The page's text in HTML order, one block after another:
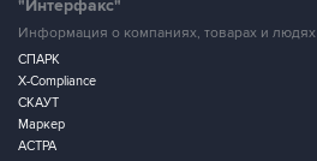
"Интерфакс"
Информация о компаниях, товарах и людях
СПАРК
X-Compliance
СКАУТ
Маркер
АСТРА